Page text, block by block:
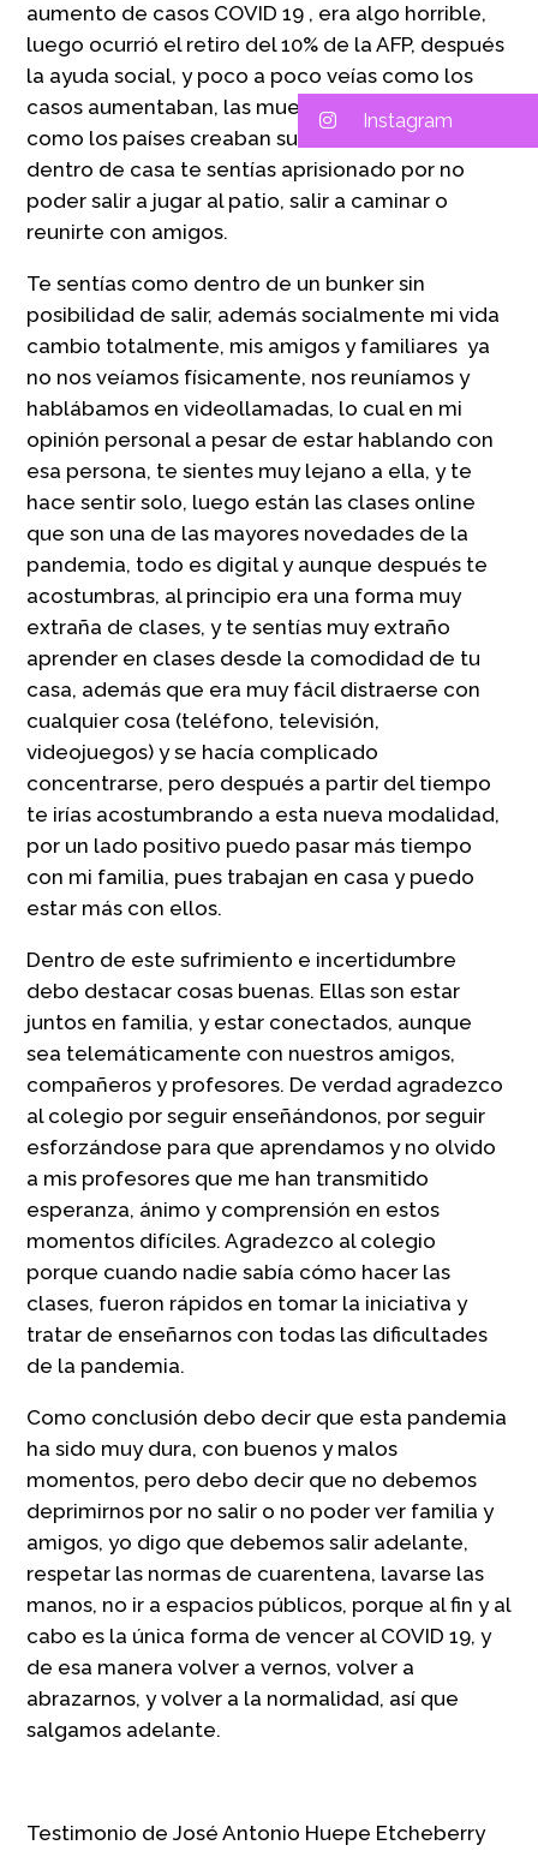
aumento de casos COVID 19 , era algo horrible,
luego ocurrió el retiro del 10% de la AFP, después
la ayuda social, y poco a poco veías como los
casos aumentaban, las muertes aumentaban y
como los países creaban sus vacunas, también
dentro de casa te sentías aprisionado por no
poder salir a jugar al patio, salir a caminar o
reunirte con amigos.
Te sentías como dentro de un bunker sin
posibilidad de salir, además socialmente mi vida
cambio totalmente, mis amigos y familiares ya
no nos veíamos físicamente, nos reuníamos y
hablábamos en videollamadas, lo cual en mi
opinión personal a pesar de estar hablando con
esa persona, te sientes muy lejano a ella, y te
hace sentir solo, luego están las clases online
que son una de las mayores novedades de la
pandemia, todo es digital y aunque después te
acostumbras, al principio era una forma muy
extraña de clases, y te sentías muy extraño
aprender en clases desde la comodidad de tu
casa, además que era muy fácil distraerse con
cualquier cosa (teléfono, televisión,
videojuegos) y se hacía complicado
concentrarse, pero después a partir del tiempo
te irías acostumbrando a esta nueva modalidad,
por un lado positivo puedo pasar más tiempo
con mi familia, pues trabajan en casa y puedo
estar más con ellos.
Dentro de este sufrimiento e incertidumbre
debo destacar cosas buenas. Ellas son estar
juntos en familia, y estar conectados, aunque
sea telemáticamente con nuestros amigos,
compañeros y profesores. De verdad agradezco
al colegio por seguir enseñándonos, por seguir
esforzándose para que aprendamos y no olvido
a mis profesores que me han transmitido
esperanza, ánimo y comprensión en estos
momentos difíciles. Agradezco al colegio
porque cuando nadie sabía cómo hacer las
clases, fueron rápidos en tomar la iniciativa y
tratar de enseñarnos con todas las dificultades
de la pandemia.
Como conclusión debo decir que esta pandemia
ha sido muy dura, con buenos y malos
momentos, pero debo decir que no debemos
deprimirnos por no salir o no poder ver familia y
amigos, yo digo que debemos salir adelante,
respetar las normas de cuarentena, lavarse las
manos, no ir a espacios públicos, porque al fin y al
cabo es la única forma de vencer al COVID 19, y
de esa manera volver a vernos, volver a
abrazarnos, y volver a la normalidad, así que
salgamos adelante.
Testimonio de José Antonio Huepe Etcheberry
Instagram